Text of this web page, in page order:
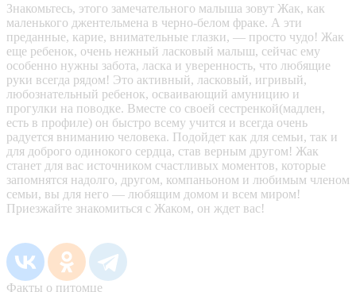
Знакомьтесь, этого замечательного малыша зовут Жак, как
маленького джентельмена в черно-белом фраке. А эти
преданные, карие, внимательные глазки, — просто чудо! Жак
еще ребенок, очень нежный ласковый малыш, сейчас ему
особенно нужны забота, ласка и уверенность, что любящие
руки всегда рядом! Это активный, ласковый, игривый,
любознательный ребенок, осваивающий амуницию и
прогулки на поводке. Вместе со своей сестренкой(мадлен,
есть в профиле) он быстро всему учится и всегда очень
радуется вниманию человека. Подойдет как для семьи, так и
для доброго одинокого сердца, став верным другом! Жак
станет для вас источником счастливых моментов, которые
запомнятся надолго, другом, компаньоном и любимым членом
семьи, вы для него — любящим домом и всем миром!
Приезжайте знакомиться с Жаком, он ждет вас!
Факты о питомце